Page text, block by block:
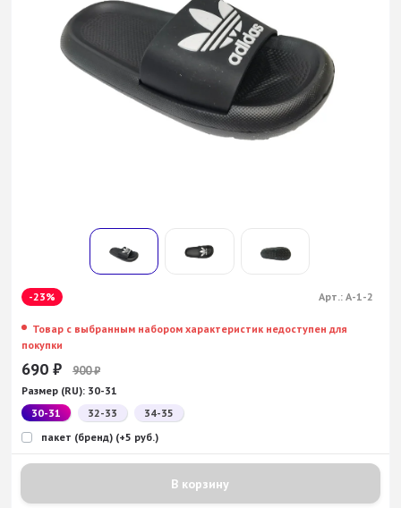
-23% Арт.:A-1-2
Товар с выбранным набором характеристик недоступен для
покупки
690 ₽ 900₽
Размер (RU): 30-31
30-31
32-33
34-35
пакет (бренд) (+5 руб.)
В корзину